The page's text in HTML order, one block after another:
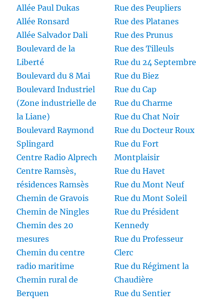
Allée Paul Dukas
Allée Ronsard
Allée Salvador Dali
Boulevard de la
Liberté
Boulevard du 8 Mai
Boulevard Industriel
(Zone industrielle de
la Liane)
Boulevard Raymond
Splingard
Centre Radio Alprech
Centre Ramsès,
résidences Ramsès
Chemin de Gravois
Chemin de Ningles
Chemin des 20
mesures
Chemin du centre
radio maritime
Chemin rural de
Berquen
Rue des Peupliers
Rue des Platanes
Rue des Prunus
Rue des Tilleuls
Rue du 24 Septembre
Rue du Biez
Rue du Cap
Rue du Charme
Rue du Chat Noir
Rue du Docteur Roux
Rue du Fort
Montplaisir
Rue du Havet
Rue du Mont Neuf
Rue du Mont Soleil
Rue du Président
Kennedy
Rue du Professeur
Clerc
Rue du Régiment la
Chaudière
Rue du Sentier